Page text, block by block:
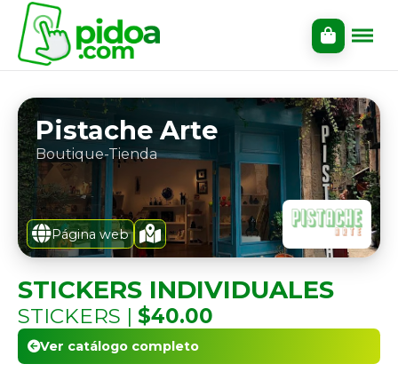
Pistache Arte
Boutique-Tienda
Página web
STICKERS INDIVIDUALES
STICKERS | $40.00
Ver catálogo completo